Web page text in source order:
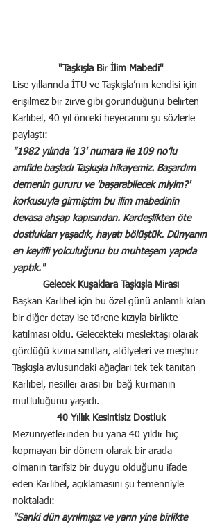
"Taşkışla Bir İlim Mabedi"
Lise yıllarında İTÜ ve Taşkışla’nın kendisi için
erişilmez bir zirve gibi göründüğünü belirten
Karlıbel, 40 yıl önceki heyecanını şu sözlerle
paylaştı:
"1982 yılında '13' numara ile 109 no’lu
amfide başladı Taşkışla hikayemiz. Başardım
demenin gururu ve 'başarabilecek miyim?'
korkusuyla girmiştim bu ilim mabedinin
devasa ahşap kapısından. Kardeşlikten öte
dostlukları yaşadık, hayatı bölüştük. Dünyanın
en keyifli yolculuğunu bu muhteşem yapıda
yaptık."
Gelecek Kuşaklara Taşkışla Mirası
Başkan Karlıbel için bu özel günü anlamlı kılan
bir diğer detay ise törene kızıyla birlikte
katılması oldu. Gelecekteki meslektaşı olarak
gördüğü kızına sınıfları, atölyeleri ve meşhur
Taşkışla avlusundaki ağaçları tek tek tanıtan
Karlıbel, nesiller arası bir bağ kurmanın
mutluluğunu yaşadı.
40 Yıllık Kesintisiz Dostluk
Mezuniyetlerinden bu yana 40 yıldır hiç
kopmayan bir dönem olarak bir arada
olmanın tarifsiz bir duygu olduğunu ifade
eden Karlıbel, açıklamasını şu temenniyle
noktaladı:
"Sanki dün ayrılmışız ve yarın yine birlikte